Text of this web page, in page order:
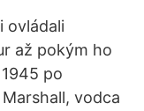
ovládali
až pokým ho
po
vodca